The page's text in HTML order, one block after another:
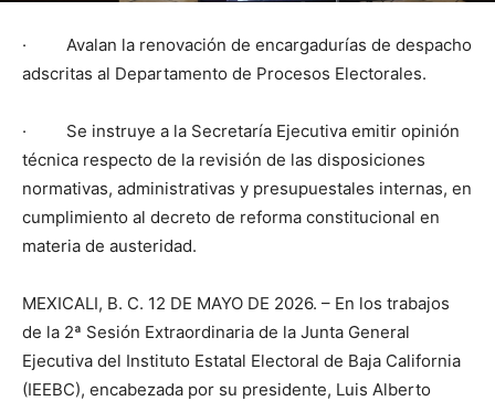
· Avalan la renovación de encargadurías de despacho
adscritas al Departamento de Procesos Electorales.
· Se instruye a la Secretaría Ejecutiva emitir opinión
técnica respecto de la revisión de las disposiciones
normativas, administrativas y presupuestales internas, en
cumplimiento al decreto de reforma constitucional en
materia de austeridad.
MEXICALI, B. C. 12 DE MAYO DE 2026. – En los trabajos
de la 2ª Sesión Extraordinaria de la Junta General
Ejecutiva del Instituto Estatal Electoral de Baja California
(IEEBC), encabezada por su presidente, Luis Alberto